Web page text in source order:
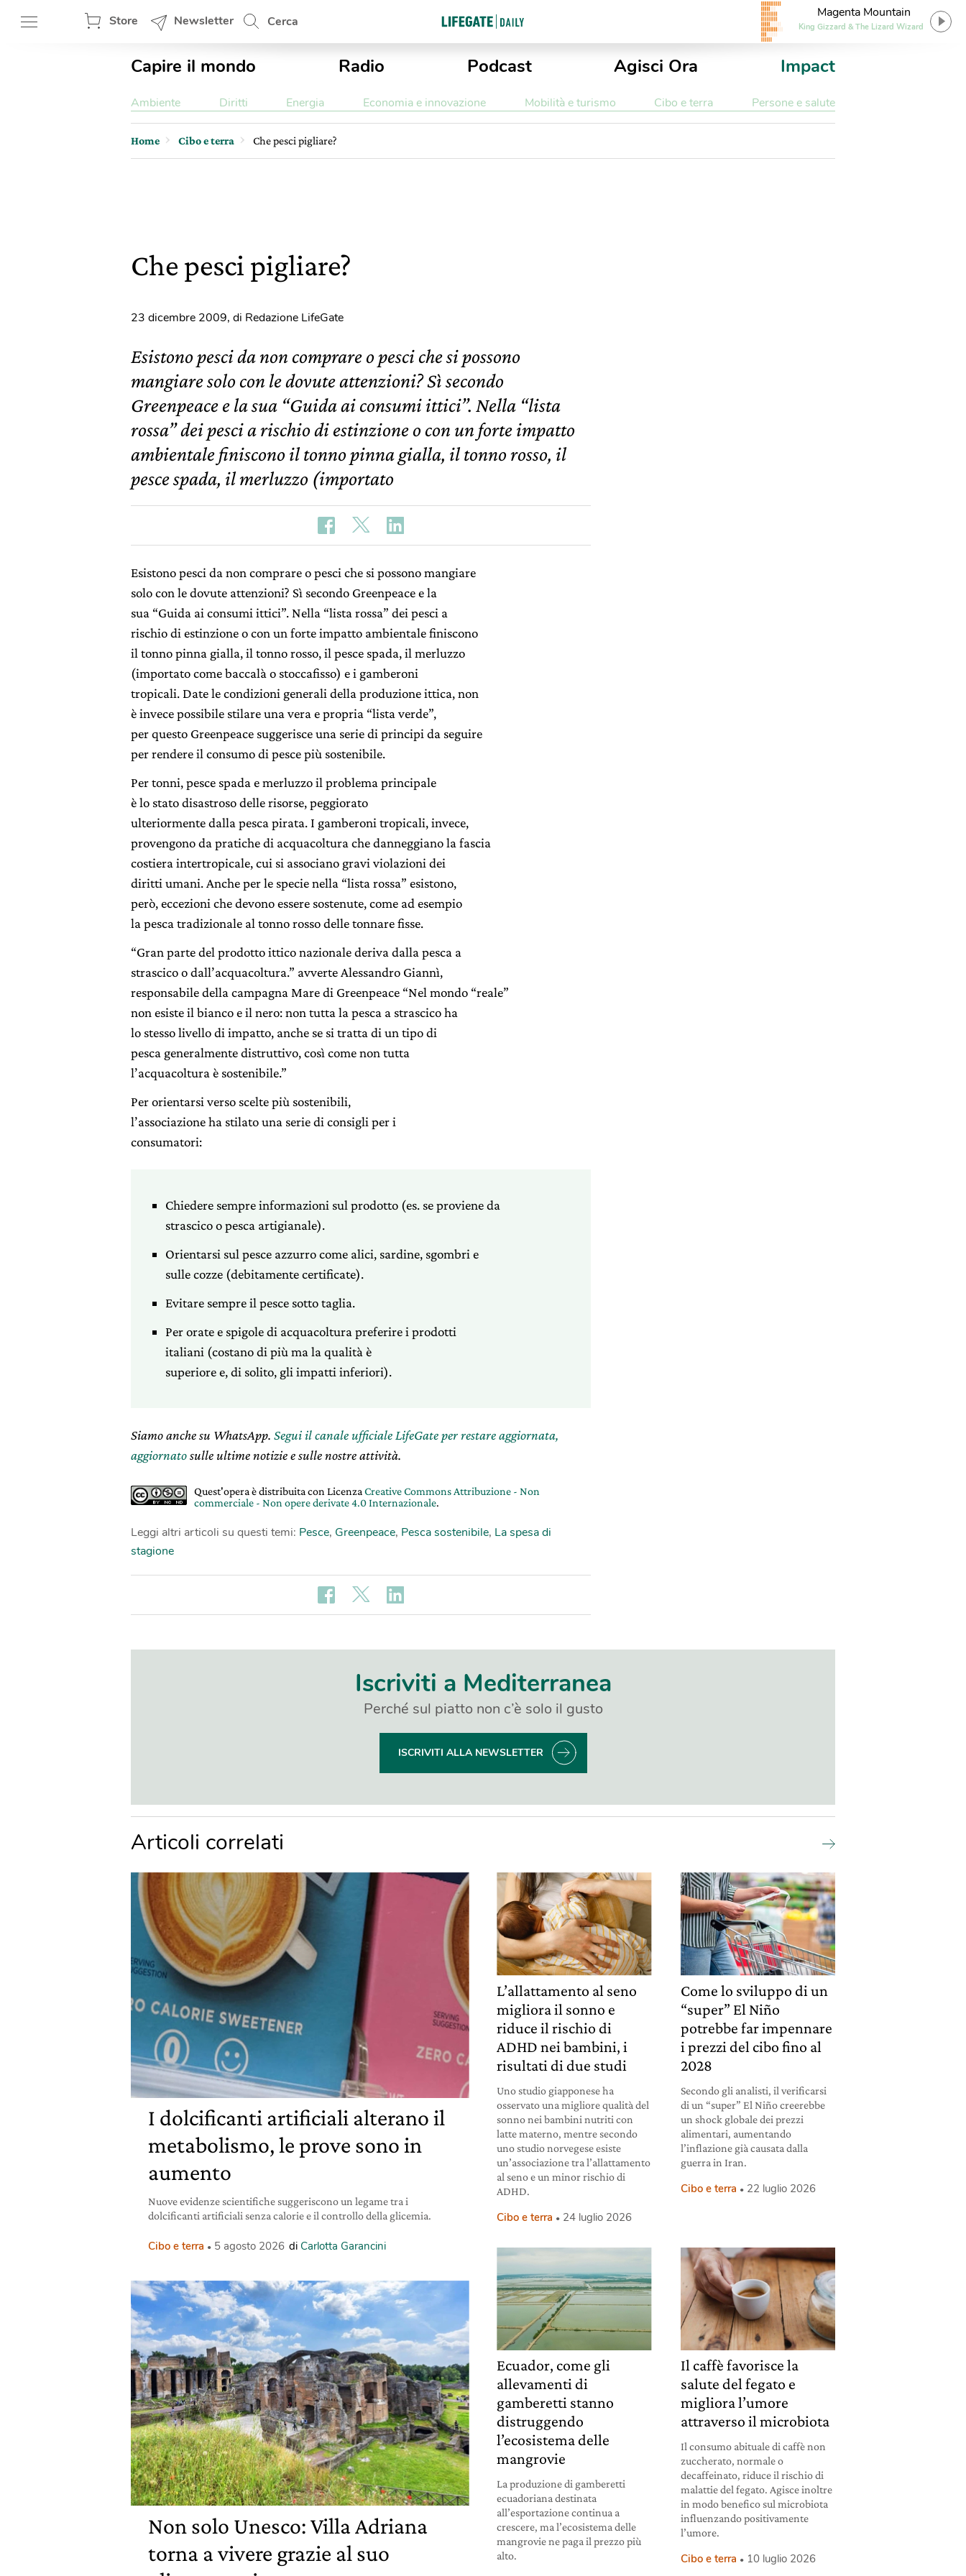
Store Newsletter Cerca
Magenta Mountain
King Gizzard & The Lizard Wizard
Capire il mondo Radio Podcast Agisci Ora Impact
Ambiente Diritti Energia Economia e innovazione Mobilità e turismo Cibo e terra Persone e salute
Home Cibo e terra Che pesci pigliare?
Che pesci pigliare?
23 dicembre 2009, di Redazione LifeGate
Esistono pesci da non comprare o pesci che si possono
mangiare solo con le dovute attenzioni? Sì secondo
Greenpeace e la sua “Guida ai consumi ittici”. Nella “lista
rossa” dei pesci a rischio di estinzione o con un forte impatto
ambientale finiscono il tonno pinna gialla, il tonno rosso, il
pesce spada, il merluzzo (importato
Esistono pesci da non comprare o pesci che si possono mangiare
solo con le dovute attenzioni? Sì secondo Greenpeace e la
sua “Guida ai consumi ittici”. Nella “lista rossa” dei pesci a
rischio di estinzione o con un forte impatto ambientale finiscono
il tonno pinna gialla, il tonno rosso, il pesce spada, il merluzzo
(importato come baccalà o stoccafisso) e i gamberoni
tropicali. Date le condizioni generali della produzione ittica, non
è invece possibile stilare una vera e propria “lista verde”,
per questo Greenpeace suggerisce una serie di principi da seguire
per rendere il consumo di pesce più sostenibile.
Per tonni, pesce spada e merluzzo il problema principale
è lo stato disastroso delle risorse, peggiorato
ulteriormente dalla pesca pirata. I gamberoni tropicali, invece,
provengono da pratiche di acquacoltura che danneggiano la fascia
costiera intertropicale, cui si associano gravi violazioni dei
diritti umani. Anche per le specie nella “lista rossa” esistono,
però, eccezioni che devono essere sostenute, come ad esempio
la pesca tradizionale al tonno rosso delle tonnare fisse.
“Gran parte del prodotto ittico nazionale deriva dalla pesca a
strascico o dall’acquacoltura.” avverte Alessandro Giannì,
responsabile della campagna Mare di Greenpeace “Nel mondo “reale”
non esiste il bianco e il nero: non tutta la pesca a strascico ha
lo stesso livello di impatto, anche se si tratta di un tipo di
pesca generalmente distruttivo, così come non tutta
l’acquacoltura è sostenibile.”
Per orientarsi verso scelte più sostenibili,
l’associazione ha stilato una serie di consigli per i
consumatori:
Chiedere sempre informazioni sul prodotto (es. se proviene da
strascico o pesca artigianale).
Orientarsi sul pesce azzurro come alici, sardine, sgombri e
sulle cozze (debitamente certificate).
Evitare sempre il pesce sotto taglia.
Per orate e spigole di acquacoltura preferire i prodotti
italiani (costano di più ma la qualità è
superiore e, di solito, gli impatti inferiori).
Siamo anche su WhatsApp. Segui il canale ufficiale LifeGate per restare aggiornata,
aggiornatosulle ultime notizie e sulle nostre attività.
Quest'opera è distribuita con Licenza Creative Commons Attribuzione - Non
commerciale - Non opere derivate 4.0 Internazionale.
Leggi altri articoli su questi temi: Pesce, Greenpeace, Pesca sostenibile, La spesa di
stagione
Iscriviti a Mediterranea
Perché sul piatto non c’è solo il gusto
ISCRIVITI ALLA NEWSLETTER
Articoli correlati
I dolcificanti artificiali alterano il
metabolismo, le prove sono in
aumento
Nuove evidenze scientifiche suggeriscono un legame tra i
dolcificanti artificiali senza calorie e il controllo della glicemia.
Cibo e terra 5 agosto 2026 di Carlotta Garancini
Non solo Unesco: Villa Adriana
torna a vivere grazie al suo
L’allattamento al seno
migliora il sonno e
riduce il rischio di
ADHD nei bambini, i
risultati di due studi
Uno studio giapponese ha
osservato una migliore qualità del
sonno nei bambini nutriti con
latte materno, mentre secondo
uno studio norvegese esiste
un’associazione tra l’allattamento
al seno e un minor rischio di
ADHD.
Cibo e terra 24 luglio 2026
Come lo sviluppo di un
“super” El Niño
potrebbe far impennare
i prezzi del cibo fino al
2028
Secondo gli analisti, il verificarsi
di un “super” El Niño creerebbe
un shock globale dei prezzi
alimentari, aumentando
l’inflazione già causata dalla
guerra in Iran.
Cibo e terra 22 luglio 2026
Ecuador, come gli
allevamenti di
gamberetti stanno
distruggendo
l’ecosistema delle
mangrovie
La produzione di gamberetti
ecuadoriana destinata
all’esportazione continua a
crescere, ma l’ecosistema delle
mangrovie ne paga il prezzo più
alto.
Il caffè favorisce la
salute del fegato e
migliora l’umore
attraverso il microbiota
Il consumo abituale di caffè non
zuccherato, normale o
decaffeinato, riduce il rischio di
malattie del fegato. Agisce inoltre
in modo benefico sul microbiota
influenzando positivamente
l’umore.
Cibo e terra 10 luglio 2026